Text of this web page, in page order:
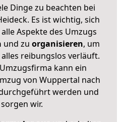
Dinge zu beachten bei
Es ist wichtig, sich
Aspekte des Umzugs
und zu organisieren, um
reibungslos verläuft.
kann ein
von Wuppertal nach
werden und
wir.